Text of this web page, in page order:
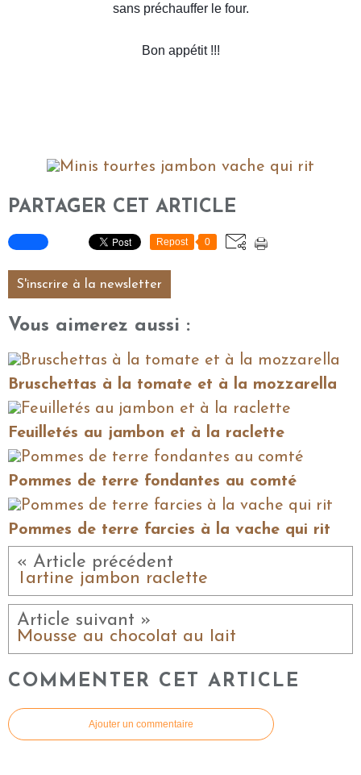
sans préchauffer le four.
Bon appétit !!!
PARTAGER CET ARTICLE
Repost 0
S'inscrire à la newsletter
Vous aimerez aussi :
Bruschettas à la tomate et à la mozzarella
Feuilletés au jambon et à la raclette
Pommes de terre fondantes au comté
Pommes de terre farcies à la vache qui rit
« Article précédent
Tartine jambon raclette
Article suivant »
Mousse au chocolat au lait
COMMENTER CET ARTICLE
Ajouter un commentaire